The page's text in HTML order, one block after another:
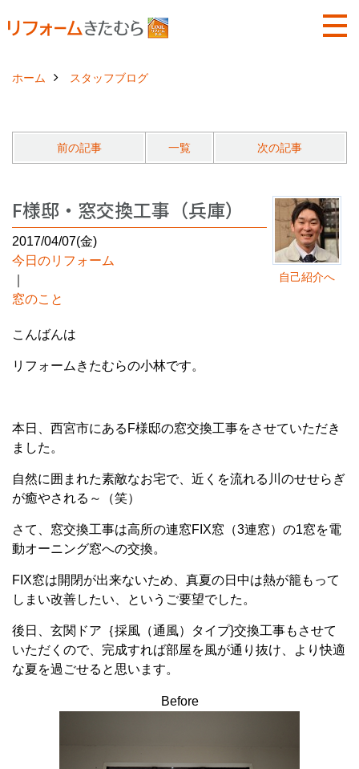
ホーム スタッフブログ
前の記事 一覧 次の記事
自己紹介へ
F様邸・窓交換工事（兵庫）
2017/04/07(金)
今日のリフォーム
窓のこと
こんばんは
リフォームきたむらの小林です。
本日、西宮市にあるF様邸の窓交換工事をさせていただき
ました。
自然に囲まれた素敵なお宅で、近くを流れる川のせせらぎ
が癒やされる～（笑）
さて、窓交換工事は高所の連窓FIX窓（3連窓）の1窓を電
動オーニング窓への交換。
FIX窓は開閉が出来ないため、真夏の日中は熱が籠もって
しまい改善したい、というご要望でした。
後日、玄関ドア｛採風（通風）タイプ}交換工事もさせて
いただくので、完成すれば部屋を風が通り抜け、より快適
な夏を過ごせると思います。
Before